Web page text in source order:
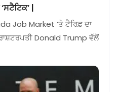
|
Job Market ‘ਤੇ ਟੈਰਿਫ਼ ਦਾ
Donald Trump ਵੱਲੋਂ